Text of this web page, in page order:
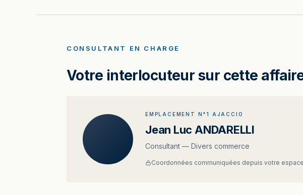
CONSULTANT EN CHARGE
Votre interlocuteur sur cette
EMPLACEMENT N°1 AJACCIO
Jean Luc ANDARELLI
Consultant — Divers commerce
Coordonnées communiquées depuis votre